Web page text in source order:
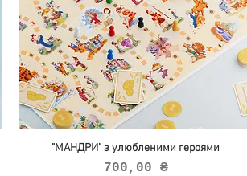
"МАНДРИ" з улюбленими героями
Ціна
700,00 ₴